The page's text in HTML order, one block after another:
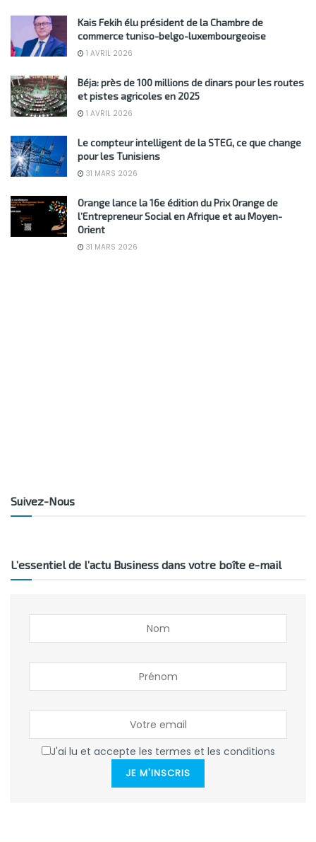
Kais Fekih élu président de la Chambre de
commerce tuniso-belgo-luxembourgeoise
1 AVRIL 2026
Béja: près de 100 millions de dinars pour les routes
et pistes agricoles en 2025
1 AVRIL 2026
Le compteur intelligent de la STEG, ce que change
pour les Tunisiens
31 MARS 2026
Orange lance la 16e édition du Prix Orange de
l’Entrepreneur Social en Afrique et au Moyen-
Orient
31 MARS 2026
Suivez-Nous
L’essentiel de l’actu Business dans votre boîte e-mail
J'ai lu et accepte les termes et les conditions
JE M'INSCRIS